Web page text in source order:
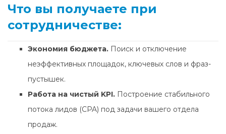
Что вы получаете при
сотрудничестве:
Экономия бюджета. Поиск и отключение
неэффективных площадок, ключевых слов и фраз-
пустышек.
Работа на чистый KPI. Построение стабильного
потока лидов (CPA) под задачи вашего отдела
продаж.